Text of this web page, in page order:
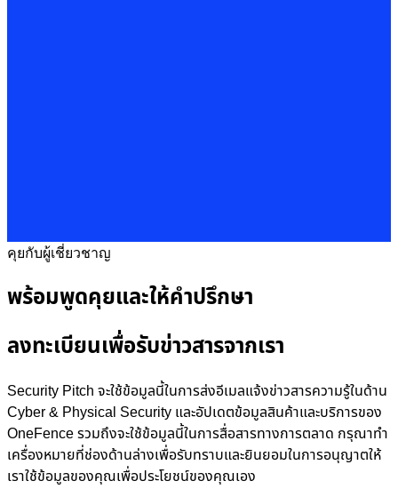
คุยกับผู้เชี่ยวชาญ
พร้อมพูดคุยและให้คำปรึกษา
ลงทะเบียนเพื่อรับข่าวสารจากเรา
Security Pitch จะใช้ข้อมูลนี้ในการส่งอีเมลแจ้งข่าวสารความรู้ในด้าน
Cyber & Physical Security และอัปเดตข้อมูลสินค้าและบริการของ
OneFence รวมถึงจะใช้ข้อมูลนี้ในการสื่อสารทางการตลาด กรุณาทำ
เครื่องหมายที่ช่องด้านล่างเพื่อรับทราบและยินยอมในการอนุญาตให้
เราใช้ข้อมูลของคุณเพื่อประโยชน์ของคุณเอง